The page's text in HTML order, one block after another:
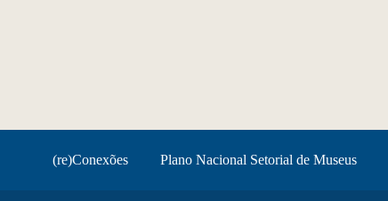
(re)Conexões Plano Nacional Setorial de Museus